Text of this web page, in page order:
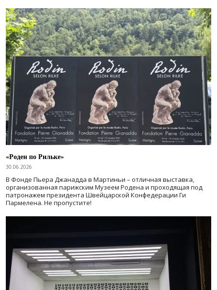
«Роден по Рильке»
30.06.2026
В Фонде Пьера Джанадда в Мартиньи – отличная выставка,
организованная парижским Музеем Родена и проходящая под
патронажем президента Швейцарской Конфедерации Ги
Пармелена. Не пропустите!